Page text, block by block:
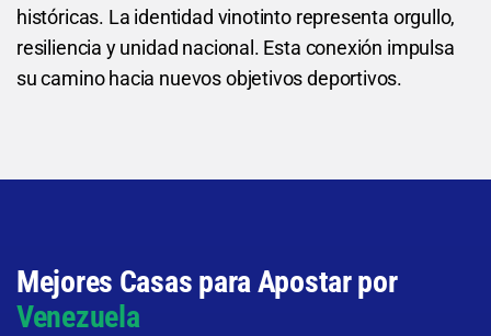
históricas. La identidad vinotinto representa orgullo,
resiliencia y unidad nacional. Esta conexión impulsa
su camino hacia nuevos objetivos deportivos.
Mejores Casas para Apostar por
Venezuela